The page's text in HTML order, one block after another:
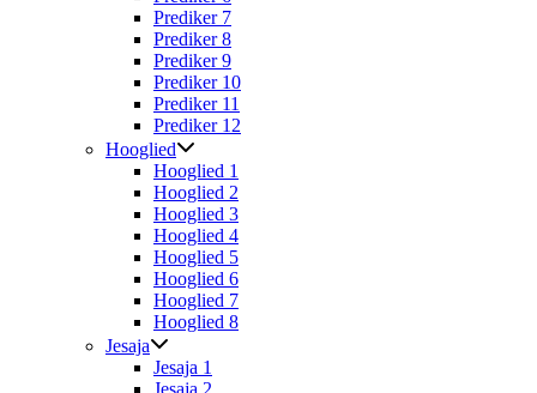
Prediker 7
Prediker 8
Prediker 9
Prediker 10
Prediker 11
Prediker 12
Hooglied
Hooglied 1
Hooglied 2
Hooglied 3
Hooglied 4
Hooglied 5
Hooglied 6
Hooglied 7
Hooglied 8
Jesaja
Jesaja 1
Jesaja 2